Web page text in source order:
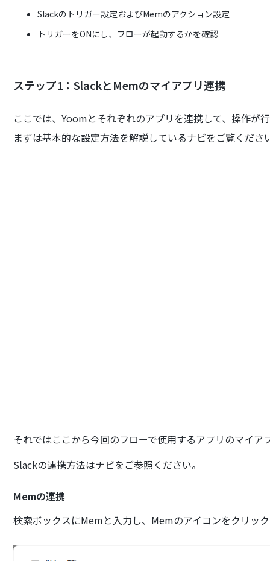
Slackのトリガー設定およびMemのアクション設定
トリガーをONにし、フローが起動するかを確認
ステップ1：SlackとMemのマイアプリ連携
ここでは、Yoomとそれぞれのアプリを連携して、操作が
まずは基本的な設定方法を解説しているナビをご覧くださ
それではここから今回のフローで使用するアプリのマイア
Slackの連携方法はナビをご参照ください。
Memの連携
検索ボックスにMemと入力し、Memのアイコンをクリッ